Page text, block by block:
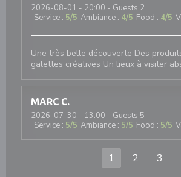
2026-08-01 - 20:00 - Guests 2
Service : 5/5 Ambiance : 4/5 Food : 4/5
Une très belle découverte Des
galettes créatives Un lieux à visiter
MARC C
2026-07-30 - 13:00 - Guests 5
Service : 5/5 Ambiance : 5/5 Food : 5/5
1 2 3